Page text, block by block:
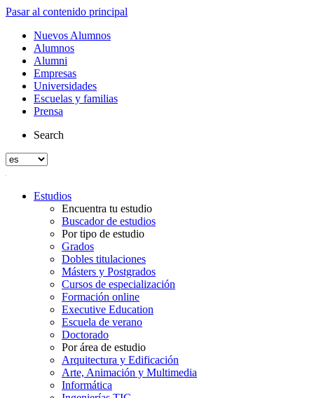
Pasar al contenido principal
Nuevos Alumnos
Alumnos
Alumni
Empresas
Universidades
Escuelas y familias
Prensa
Search
Estudios
Encuentra tu estudio
Buscador de estudios
Por tipo de estudio
Grados
Dobles titulaciones
Másters y Postgrados
Cursos de especialización
Formación online
Executive Education
Escuela de verano
Doctorado
Por área de estudio
Arquitectura y Edificación
Arte, Animación y Multimedia
Informática